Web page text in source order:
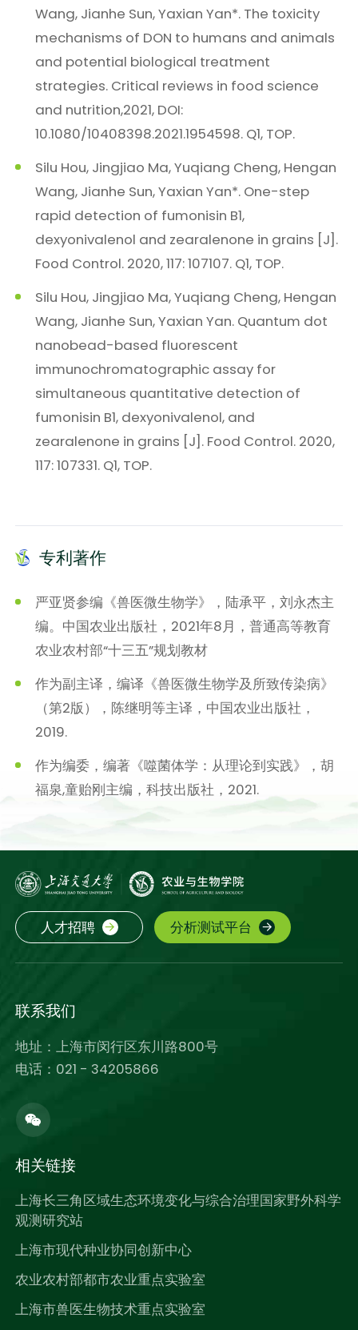
Wang, Jianhe Sun, Yaxian Yan*. The toxicity
mechanisms of DON to humans and animals
and potential biological treatment
strategies. Critical reviews in food science
and nutrition,2021, DOI:
10.1080/10408398.2021.1954598. Q1, TOP.
Silu Hou, Jingjiao Ma, Yuqiang Cheng, Hengan
Wang, Jianhe Sun, Yaxian Yan*. One-step
rapid detection of fumonisin B1,
dexyonivalenol and zearalenone in grains [J].
Food Control. 2020, 117: 107107. Q1, TOP.
Silu Hou, Jingjiao Ma, Yuqiang Cheng, Hengan
Wang, Jianhe Sun, Yaxian Yan. Quantum dot
nanobead-based fluorescent
immunochromatographic assay for
simultaneous quantitative detection of
fumonisin B1, dexyonivalenol, and
zearalenone in grains [J]. Food Control. 2020,
117: 107331. Q1, TOP.
专利著作
严亚贤参编《兽医微生物学》，陆承平，刘永杰主
编。中国农业出版社，2021年8月，普通高等教育
农业农村部“十三五”规划教材
作为副主译，编译《兽医微生物学及所致传染病》
（第2版），陈继明等主译，中国农业出版社，
2019.
作为编委，编著《噬菌体学：从理论到实践》，胡
福泉,童贻刚主编，科技出版社，2021.
人才招聘 分析测试平台
联系我们
地址：上海市闵行区东川路800号
电话：021 - 34205866
相关链接
上海长三角区域生态环境变化与综合治理国家野外科学
观测研究站
上海市现代种业协同创新中心
农业农村部都市农业重点实验室
上海市兽医生物技术重点实验室